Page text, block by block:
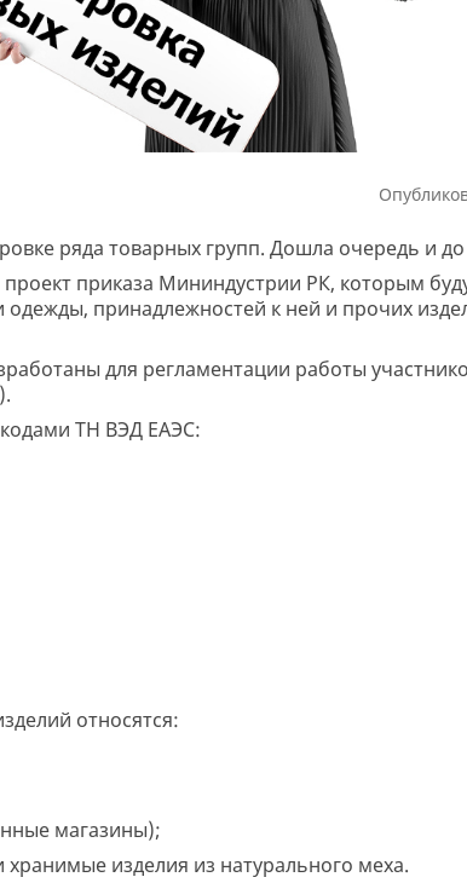
ряда товарных групп. Дошла очередь и
приказа Мининдустрии РК, которым
принадлежностей к ней и прочих
для регламентации работы
ТН ВЭД ЕАЭС:
относятся:
магазины);
изделия из натурального меха.